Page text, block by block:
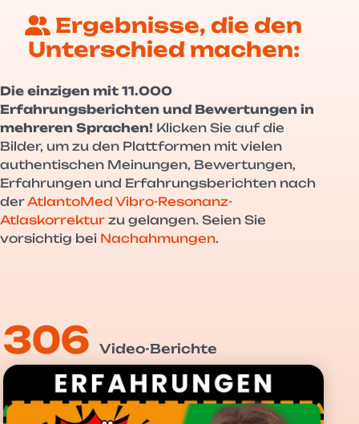
Ergebnisse, die den
Unterschied machen:
Die einzigen mit 11.000
Erfahrungsberichten und Bewertungen in
mehreren Sprachen! Klicken Sie auf die
Bilder, um zu den Plattformen mit vielen
authentischen Meinungen, Bewertungen,
Erfahrungen und Erfahrungsberichten nach
derAtlantoMed Vibro-Resonanz-
Atlaskorrektur zu gelangen. Seien Sie
vorsichtig bei Nachahmungen.
306 Video-Berichte